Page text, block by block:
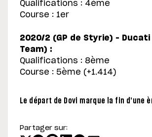
Qualifications : 4ème
Course : 1er
2020/2 (GP de Styrie) –
Team) :
Qualifications : 8ème
Course : 5ème (+1.414)
Le départ de Dovi marque la fin d’une
Partager sur: